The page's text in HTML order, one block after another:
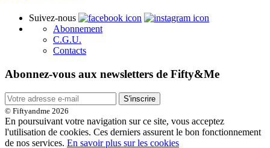
Suivez-nous
Abonnement
C.G.U.
Contacts
Abonnez-vous aux newsletters de Fifty&Me
S'inscrire
© Fiftyandme 2026
En poursuivant votre navigation sur ce site, vous acceptez
l'utilisation de cookies. Ces derniers assurent le bon fonctionnement
de nos services. En savoir plus sur les cookies